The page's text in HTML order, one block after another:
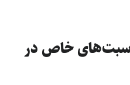
خاص در